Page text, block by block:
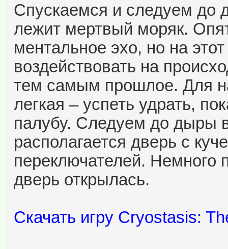
Спускаемся и следуем до
лежит мертвый моряк.
ментальное эхо, но на
воздействовать на
тем самым прошлое. Для
легкая – успеть удрать,
палубу. Следуем до дыры
располагается дверь с
переключателей. Немного
дверь открылась.
Скачать игру Cryostasis: